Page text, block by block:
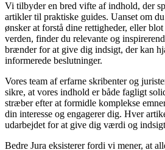
Vi tilbyder en bred vifte af indhold, der
artikler til praktiske guides. Uanset om
ønsker at forstå dine rettigheder, eller
verden, finder du relevante og
brænder for at give dig indsigt, der kan
informerede beslutninger.
Vores team af erfarne skribenter og
sikre, at vores indhold er både fagligt
stræber efter at formidle komplekse
din interesse og engagerer dig. Hver
udarbejdet for at give dig værdi og
Bedre Jura eksisterer fordi vi mener, at